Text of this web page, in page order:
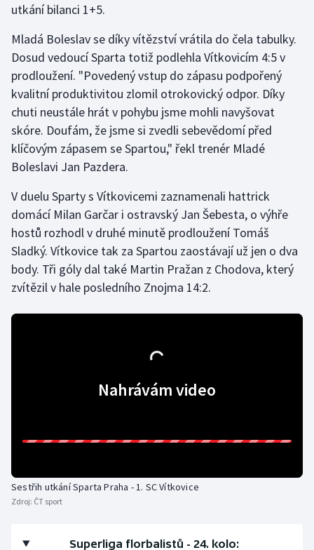
Judo
Krasobruslení
Lezení
Lyže a snowboard
Moderní pětiboj
Motorsport
Olympijské hry
Parasport
Short track
utkání bilanci 1+5.
Mladá Boleslav se díky vítězství vrátila do čela tabulky.
Dosud vedoucí Sparta totiž podlehla Vítkovicím 4:5 v
prodloužení. "Povedený vstup do zápasu podpořený
kvalitní produktivitou zlomil otrokovický odpor. Díky
chuti neustále hrát v pohybu jsme mohli navyšovat
skóre. Doufám, že jsme si zvedli sebevědomí před
klíčovým zápasem se Spartou," řekl trenér Mladé
Boleslavi Jan Pazdera.
V duelu Sparty s Vítkovicemi zaznamenali hattrick
domácí Milan Garčar i ostravský Jan Šebesta, o výhře
hostů rozhodl v druhé minutě prodloužení Tomáš
Sladký. Vítkovice tak za Spartou zaostávají už jen o dva
body. Tři góly dal také Martin Pražan z Chodova, který
zvítězil v hale posledního Znojma 14:2.
Nahrávám video
Sestřih utkání Sparta Praha - 1. SC Vítkovice
Zdroj: ČT sport
Superliga florbalistů - 24. kolo: